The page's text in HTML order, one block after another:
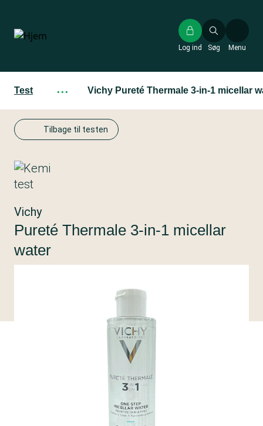
hovedindhold
Søg
Log ind Menu
Test ··· Vichy Pureté Thermale 3-in-1 micellar
Tilbage til testen
Vichy
Pureté Thermale 3-in-1 micellar
water